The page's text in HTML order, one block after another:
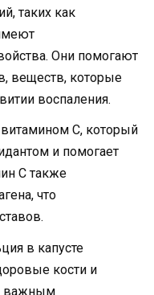
таких как
Они помогают
веществ, которые
воспаления.
витамином С, который
и помогает
С также
что
в капусте
кости и
важным